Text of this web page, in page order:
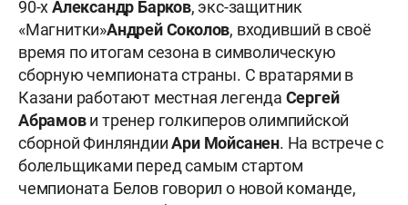
90-хАлександр Барков, экс-защитник
«Магнитки»Андрей Соколов, входивший в своё
время по итогам сезона в символическую
сборную чемпионата страны. С вратарями в
Казани работают местная легенда Сергей
Абрамови тренер голкиперов олимпийской
сборной ФинляндииАри Мойсанен. На встрече с
болельщиками перед самым стартом
чемпионата Белов говорил о новой команде,